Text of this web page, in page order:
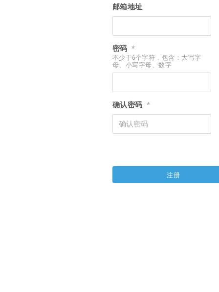
邮箱地址
密码 *
不少于6个字符，包含：大写字
母、小写字母、数字
确认密码 *